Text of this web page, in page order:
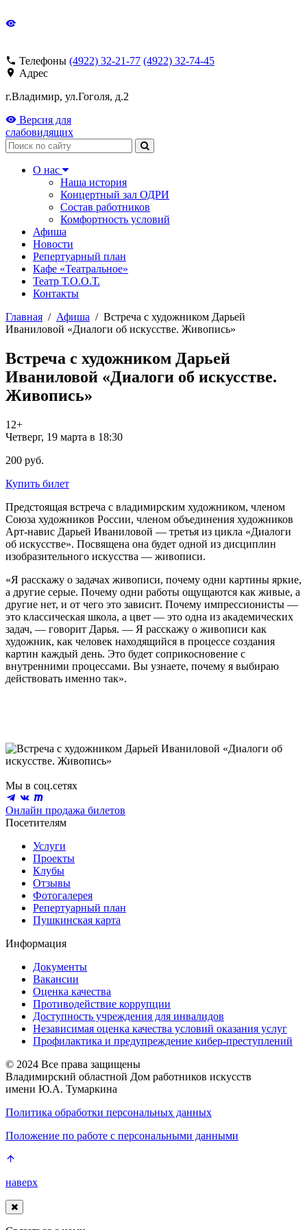
Телефоны (4922) 32-21-77 (4922) 32-74-45
Адрес
г.Владимир, ул.Гоголя, д.2
Версия для
слабовидящих
Поиск
О нас
Наша история
Концертный зал ОДРИ
Состав работников
Комфортность условий
Афиша
Новости
Репертуарный план
Кафе «Театральное»
Театр Т.О.О.Т.
Контакты
Главная / Афиша / Встреча с художником Дарьей
Иваниловой «Диалоги об искусстве. Живопись»
Встреча с художником Дарьей
Иваниловой «Диалоги об искусстве.
Живопись»
12+
Четверг, 19 марта в 18:30
200 руб.
Купить билет
Предстоящая встреча с владимирским художником, членом
Союза художников России, членом объединения художников
Арт-навис Дарьей Иваниловой — третья из цикла «Диалоги
об искусстве». Посвящена она будет одной из дисциплин
изобразительного искусства — живописи.
«Я расскажу о задачах живописи, почему одни картины яркие,
а другие серые. Почему одни работы ощущаются как живые, а
другие нет, и от чего это зависит. Почему импрессионисты —
это классическая школа, а цвет — это одна из академических
задач, — говорит Дарья. — Я расскажу о живописи как
художник, как человек находящийся в процессе создания
картин каждый день. Это будет соприкосновение с
внутренними процессами. Вы узнаете, почему я выбираю
действовать именно так».
Мы в соц.сетях
Онлайн продажа билетов
Посетителям
Услуги
Проекты
Клубы
Отзывы
Фотогалерея
Репертуарный план
Пушкинская карта
Информация
Документы
Вакансии
Оценка качества
Противодействие коррупции
Доступность учреждения для инвалидов
Независимая оценка качества условий оказания услуг
Профилактика и предупреждение кибер-преступлений
© 2024 Все права защищены
Владимирский областной Дом работников искусств
имени Ю.А. Тумаркина
Политика обработки персональных данных
Положение по работе с персональными данными
наверх